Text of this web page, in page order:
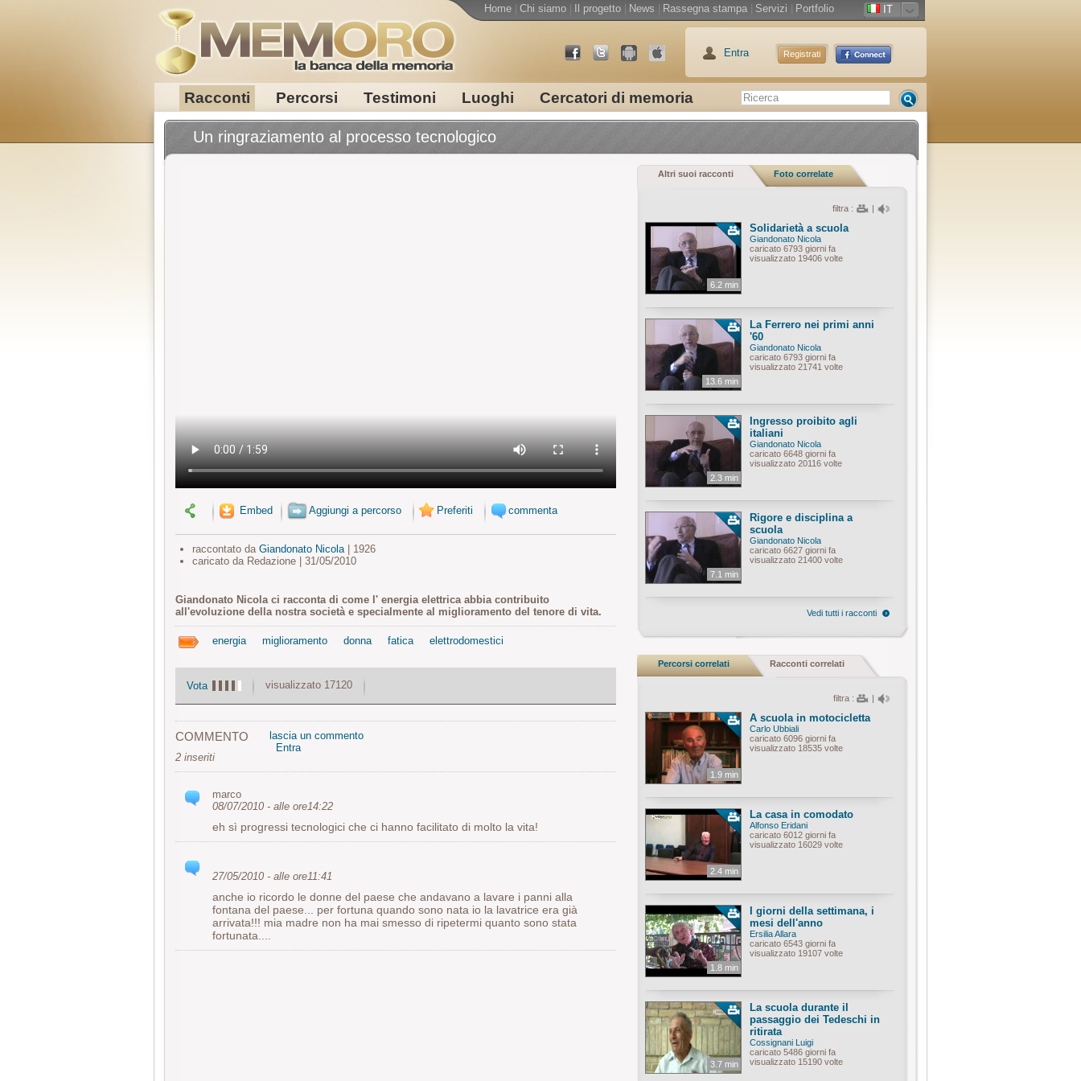
Racconti Percorsi Testimoni Luoghi Cercatori di memoria
Home Chi siamo Il progetto News Rassegna stampa Servizi Portfolio IT
Entra Registrati
Un ringraziamento al processo tecnologico
Embed Aggiungi a percorso Preferiti commenta
raccontato da Giandonato Nicola| 1926
caricato da Redazione | 31/05/2010
Giandonato Nicola ci racconta di come l' energia elettrica abbia contribuito
all'evoluzione della nostra società e specialmente al miglioramento del tenore di vita.
energia miglioramento donna fatica elettrodomestici
Vota visualizzato 17120
COMMENTO
2 inseriti
lascia un commento
Entra
marco
08/07/2010 - alle ore14:22
eh sì progressi tecnologici che ci hanno facilitato di molto la vita!
27/05/2010 - alle ore11:41
anche io ricordo le donne del paese che andavano a lavare i panni alla
fontana del paese... per fortuna quando sono nata io la lavatrice era già
arrivata!!! mia madre non ha mai smesso di ripetermi quanto sono stata
fortunata....
Altri suoi racconti Foto correlate
filtra : |
6.2 min
Solidarietà a scuola
Giandonato Nicola
caricato 6793 giorni fa
visualizzato 19406 volte
13.6 min
La Ferrero nei primi anni
'60
Giandonato Nicola
caricato 6793 giorni fa
visualizzato 21741 volte
2.3 min
Ingresso proibito agli
italiani
Giandonato Nicola
caricato 6648 giorni fa
visualizzato 20116 volte
7.1 min
Rigore e disciplina a
scuola
Giandonato Nicola
caricato 6627 giorni fa
visualizzato 21400 volte
Vedi tutti i racconti
Percorsi correlati Racconti correlati
filtra : |
1.9 min
A scuola in motocicletta
Carlo Ubbiali
caricato 6096 giorni fa
visualizzato 18535 volte
2.4 min
La casa in comodato
Alfonso Eridani
caricato 6012 giorni fa
visualizzato 16029 volte
1.8 min
I giorni della settimana, i
mesi dell'anno
Ersilia Allara
caricato 6543 giorni fa
visualizzato 19107 volte
3.7 min
La scuola durante il
passaggio dei Tedeschi in
ritirata
Cossignani Luigi
caricato 5486 giorni fa
visualizzato 15190 volte